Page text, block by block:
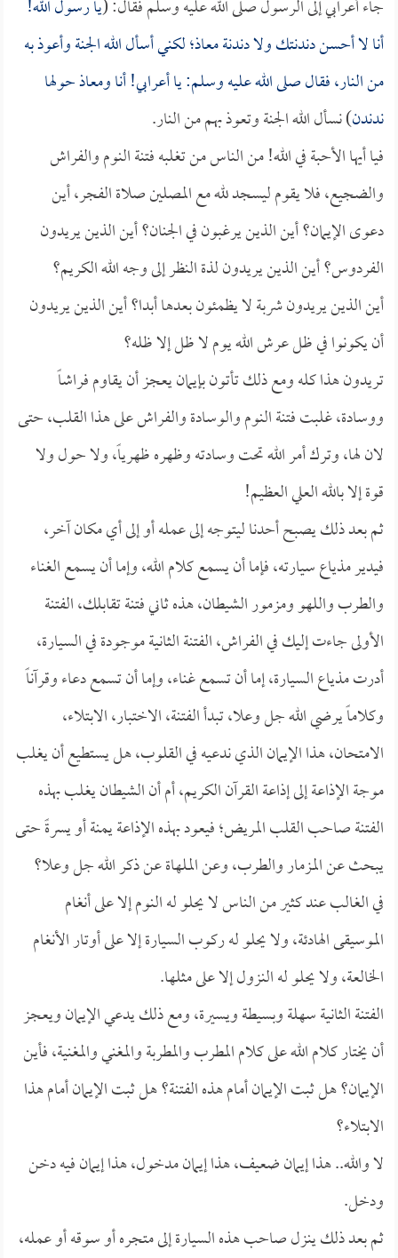
جاء أعرابي إلى الرسول صلى الله عليه وسلم فقال: (يا رسول الله!
أنا لا أحسن دندنتك ولا دندنةمعاذ؛ لكني أسأل الله الجنة وأعوذ به
من النار، فقال صلى الله عليه وسلم: يا أعرابي! أنا ومعاذحولها
ندندن) نسأل الله الجنة وتعوذ بهم من النار.
فيا أيها الأحبة في الله! من الناس من تغلبه فتنة النوم والفراش
والضجيع، فلا يقوم ليسجد لله مع المصلين صلاة الفجر، أين
دعوى الإيمان؟ أين الذين يرغبون في الجنان؟ أين الذين يريدون
الفردوس؟ أين الذين يريدون لذة النظر إلى وجه الله الكريم؟
أين الذين يريدون شربة لا يظمئون بعدها أبدا؟ أين الذين يريدون
أن يكونوا في ظل عرش الله يوم لا ظل إلا ظله؟
تريدون هذا كله ومع ذلك تأتون بإيمان يعجز أن يقاوم فراشاً
ووسادة، غلبت فتنة النوم والوسادة والفراش على هذا القلب، حتى
لان لها، وترك أمر الله تحت وسادته وظهره ظهرياً، ولا حول ولا
قوة إلا بالله العلي العظيم!
ثم بعد ذلك يصبح أحدنا ليتوجه إلى عمله أو إلى أي مكان آخر،
فيدير مذياع سيارته، فإما أن يسمع كلام الله، وإما أن يسمع الغناء
والطرب واللهو ومزمور الشيطان، هذه ثاني فتنة تقابلك، الفتنة
الأولى جاءت إليك في الفراش، الفتنة الثانية موجودة في السيارة،
أدرت مذياع السيارة، إما أن تسمع غناء، وإما أن تسمع دعاء وقرآناً
وكلاماً يرضي الله جل وعلا، تبدأ الفتنة، الاختبار، الابتلاء،
الامتحان، هذا الإيمان الذي ندعيه في القلوب، هل يستطيع أن يغلب
موجة الإذاعة إلى إذاعة القرآن الكريم، أم أن الشيطان يغلب بهذه
الفتنة صاحب القلب المريض؛ فيعود بهذه الإذاعة يمنة أو يسرةً حتى
يبحث عن المزمار والطرب، وعن الملهاة عن ذكر الله جل وعلا؟
في الغالب عند كثير من الناس لا يحلو له النوم إلا على أنغام
الموسيقى الهادئة، ولا يحلو له ركوب السيارة إلا على أوتار الأنغام
الخالعة، ولا يحلو له النزول إلا على مثلها.
الفتنة الثانية سهلة وبسيطة ويسيرة، ومع ذلك يدعي الإيمان ويعجز
أن يختار كلام الله على كلام المطرب والمطربة والمغني والمغنية، فأين
الإيمان؟ هل ثبت الإيمان أمام هذه الفتنة؟ هل ثبت الإيمان أمام هذا
الابتلاء؟
لا والله.. هذا إيمان ضعيف، هذا إيمان مدخول، هذا إيمان فيه دخن
ودخل.
ثم بعد ذلك ينزل صاحب هذه السيارة إلى متجره أو سوقه أو عمله،